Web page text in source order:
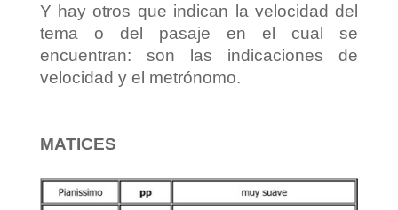
Y hay otros que indican la velocidad del
tema o del pasaje en el cual se
encuentran: son las indicaciones de
velocidad y el metrónomo.
MATICES